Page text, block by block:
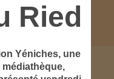
Ried
Yéniches, une